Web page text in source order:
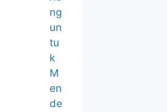
ng
un
tu
k
M
en
de